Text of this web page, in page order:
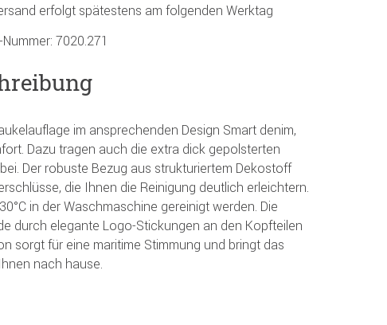
erfolgt spätestens am folgenden Werktag
7020.271
im ansprechenden Design Smart denim,
Dazu tragen auch die extra dick gepolsterten
Der robuste Bezug aus strukturiertem Dekostoff
die Ihnen die Reinigung deutlich erleichtern.
in der Waschmaschine gereinigt werden. Die
durch elegante Logo-Stickungen an den Kopfteilen
sorgt für eine maritime Stimmung und bringt das
nach hause.